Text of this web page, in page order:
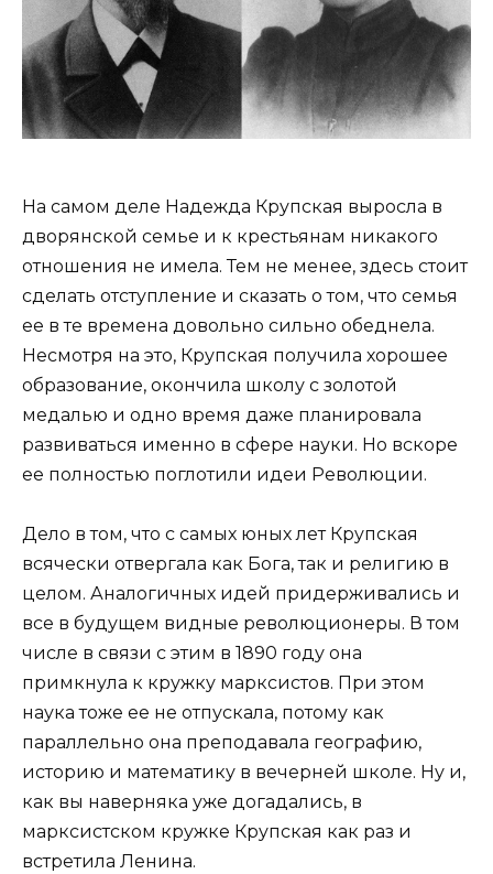
На самом деле Надежда Крупская выросла в
дворянской семье и к крестьянам никакого
отношения не имела. Тем не менее, здесь стоит
сделать отступление и сказать о том, что семья
ее в те времена довольно сильно обеднела.
Несмотря на это, Крупская получила хорошее
образование, окончила школу с золотой
медалью и одно время даже планировала
развиваться именно в сфере науки. Но вскоре
ее полностью поглотили идеи Революции.
Дело в том, что с самых юных лет Крупская
всячески отвергала как Бога, так и религию в
целом. Аналогичных идей придерживались и
все в будущем видные революционеры. В том
числе в связи с этим в 1890 году она
примкнула к кружку марксистов. При этом
наука тоже ее не отпускала, потому как
параллельно она преподавала географию,
историю и математику в вечерней школе. Ну и,
как вы наверняка уже догадались, в
марксистском кружке Крупская как раз и
встретила Ленина.